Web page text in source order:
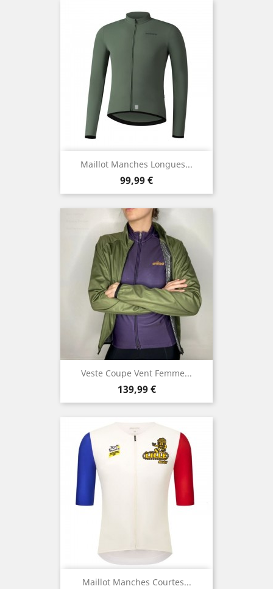
Maillot Manches Longues...
Prix
99,99 €
Veste Coupe Vent Femme...
Prix
139,99 €
Maillot Manches Courtes...